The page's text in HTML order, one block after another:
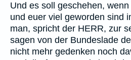
Und es soll geschehen,
und euer viel geworden sind
man, spricht der HERR, zur
sagen von der Bundeslade
nicht mehr gedenken noch